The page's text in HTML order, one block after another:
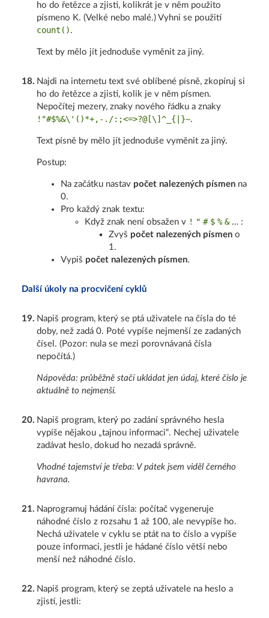
ho do řetězce a zjisti, kolikrát je v něm použito
písmeno K. (Velké nebo malé.) Vyhni se použití
count() .
Text by mělo jít jednoduše vyměnit za jiný.
18. Najdi na internetu text své oblíbené písně, zkopíruj si
ho do řetězce a zjisti, kolik je v něm písmen.
Nepočítej mezery, znaky nového řádku a znaky
!"#$%&\'()*+,-./:;<=>?@[\]^_{|}~.
Text písně by mělo jít jednoduše vyměnit za jiný.
Postup:
Na začátku nastav počet nalezených písmen na
0.
Pro každý znak textu:
Když znak není obsažen v ! " # $ % &… :
Zvyš počet nalezených písmen o
1.
Vypiš počet nalezených písmen.
Další úkoly na procvičení cyklů
19. Napiš program, který se ptá uživatele na čísla do té
doby, než zadá 0. Poté vypíše nejmenší ze zadaných
čísel. (Pozor: nula se mezi porovnávaná čísla
nepočítá.)
Nápověda: průběžně stačí ukládat jen údaj, které číslo je
aktuálně to nejmenší.
20. Napiš program, který po zadání správného hesla
vypíše nějakou „tajnou informaci“. Nechej uživatele
zadávat heslo, dokud ho nezadá správně.
Vhodné tajemství je třeba: V pátek jsem viděl černého
havrana.
21. Naprogramuj hádání čísla: počítač vygeneruje
náhodné číslo z rozsahu 1 až 100, ale nevypíše ho.
Nechá uživatele v cyklu se ptát na to číslo a vypíše
pouze informaci, jestli je hádané číslo větší nebo
menší než náhodné číslo.
22. Napiš program, který se zeptá uživatele na heslo a
zjistí, jestli: